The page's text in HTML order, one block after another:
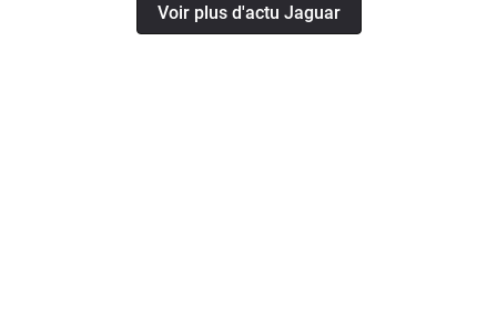
Voir plus d'actu Jaguar